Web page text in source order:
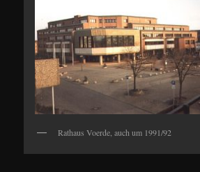
Rathaus Voerde, auch um 1991/92